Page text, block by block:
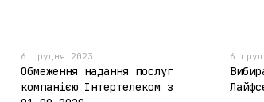
6 грудня 2023
Обмеження надання послуг
компанією Інтертелеком з
6